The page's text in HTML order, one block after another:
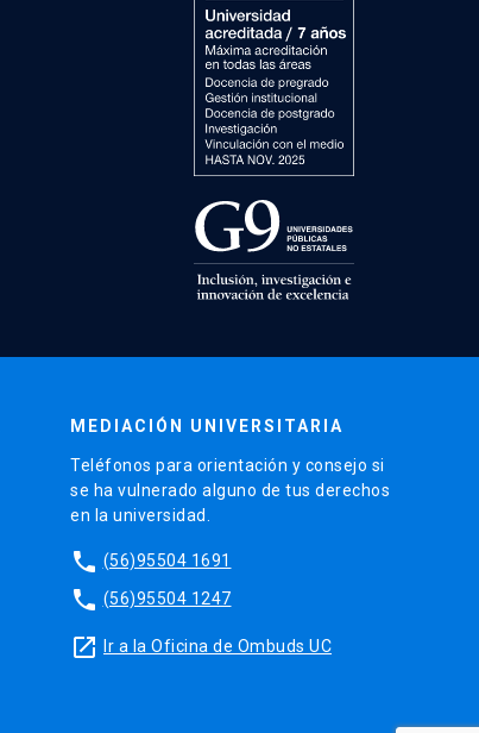
MEDIACIÓN UNIVERSITARIA
Teléfonos para orientación y consejo si
se ha vulnerado alguno de tus derechos
en la universidad.
phone (56)95504 1691
phone (56)95504 1247
launch Ir a la Oficina de Ombuds UC